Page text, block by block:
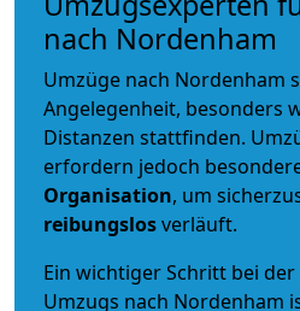
nach Nordenham
Umzüge nach Nordenham
Angelegenheit, besonders
Distanzen stattfinden.
erfordern jedoch
Organisation, um
reibungslosverläuft.
Ein wichtiger Schritt bei
Umzugs nach Nordenham